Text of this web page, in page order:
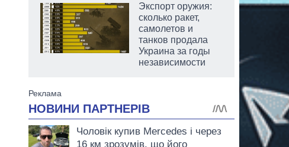
Экспорт оружия:
сколько ракет,
самолетов и
танков продала
Украина за годы
независимости